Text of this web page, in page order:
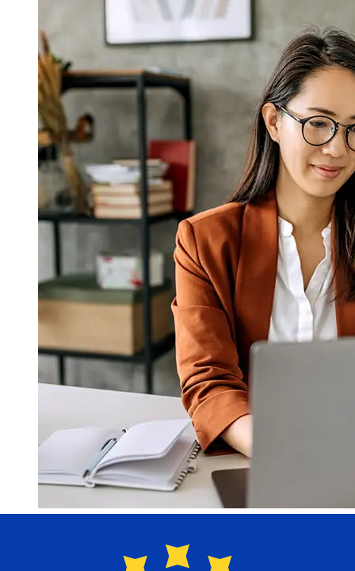
PostFinance CHFEURの移行はどれく
らい速いですか?